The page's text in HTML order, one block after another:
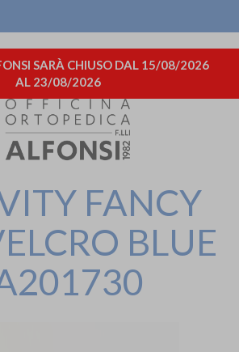
SARÀ CHIUSO DAL 15/08/2026
AL 23/08/2026
FANCY
BLUE